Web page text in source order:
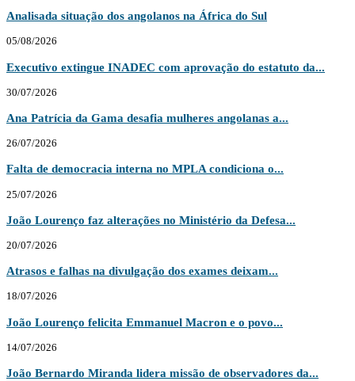
Analisada situação dos angolanos na África do Sul
05/08/2026
Executivo extingue INADEC com aprovação do estatuto da...
30/07/2026
Ana Patrícia da Gama desafia mulheres angolanas a...
26/07/2026
Falta de democracia interna no MPLA condiciona o...
25/07/2026
João Lourenço faz alterações no Ministério da Defesa...
20/07/2026
Atrasos e falhas na divulgação dos exames deixam...
18/07/2026
João Lourenço felicita Emmanuel Macron e o povo...
14/07/2026
João Bernardo Miranda lidera missão de observadores da...